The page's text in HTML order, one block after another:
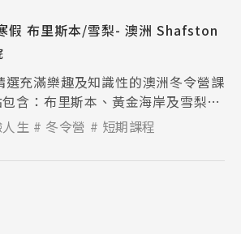
假 布里斯本/雪梨- 澳洲 Shafston
充滿樂趣及知識性的澳洲冬令營課
含：布里斯本、黃金海岸及雪梨校
生 冬令營 短期課程